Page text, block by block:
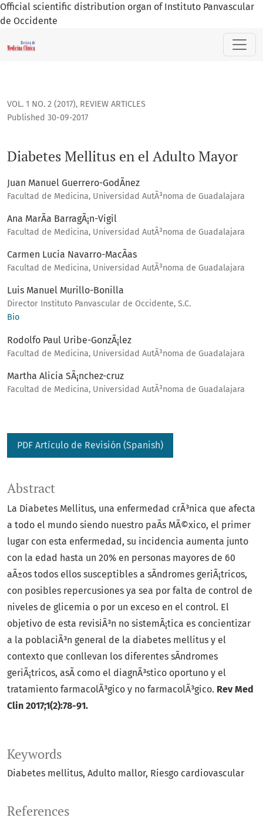
Official scientific distribution organ of Instituto Panvascular
de Occidente
VOL. 1 NO. 2 (2017), REVIEW ARTICLES
Diabetes Mellitus en el Adulto Mayor
Published 30-09-2017
Juan Manuel Guerrero-GodÃ­nez
Facultad de Medicina, Universidad AutÃ³noma de Guadalajara
Ana MarÃ­a BarragÃ¡n-Vigil
Facultad de Medicina, Universidad AutÃ³noma de Guadalajara
Carmen Lucia Navarro-MacÃ­as
Facultad de Medicina, Universidad AutÃ³noma de Guadalajara
Luis Manuel Murillo-Bonilla
Director Instituto Panvascular de Occidente, S.C.
Bio
Rodolfo Paul Uribe-GonzÃ¡lez
Facultad de Medicina, Universidad AutÃ³noma de Guadalajara
Martha Alicia SÃ¡nchez-cruz
Facultad de Medicina, Universidad AutÃ³noma de Guadalajara
PDF Artículo de Revisión (Spanish)
Keywords
Diabetes mellitus Adulto mallor Riesgo cardiovascular
Abstract
La Diabetes Mellitus, una enfermedad crÃ³nica que afecta
a todo el mundo siendo nuestro paÃ­s MÃ©xico, el primer
lugar con esta enfermedad, su incidencia aumenta junto
con la edad hasta un 20% en personas mayores de 60
aÃ±os todos ellos susceptibles a sÃ­ndromes geriÃ¡tricos,
con posibles repercusiones ya sea por falta de control de
niveles de glicemia o por un exceso en el control. El
objetivo de esta revisiÃ³n no sistemÃ¡tica es concientizar
a la poblaciÃ³n general de la diabetes mellitus y el
contexto que conllevan los diferentes sÃ­ndromes
geriÃ¡tricos, asÃ­ como el diagnÃ³stico oportuno y el
tratamiento farmacolÃ³gico y no farmacolÃ³gico. Rev Med
Clin 2017;1(2):78-91.
References